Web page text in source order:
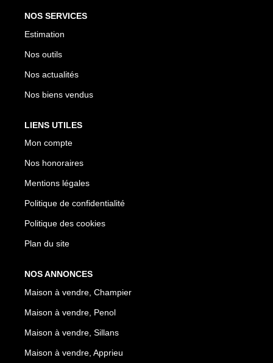
NOS SERVICES
Estimation
Nos outils
Nos actualités
Nos biens vendus
LIENS UTILES
Mon compte
Nos honoraires
Mentions légales
Politique de confidentialité
Politique des cookies
Plan du site
NOS ANNONCES
Maison à vendre, Champier
Maison à vendre, Penol
Maison à vendre, Sillans
Maison à vendre, Apprieu